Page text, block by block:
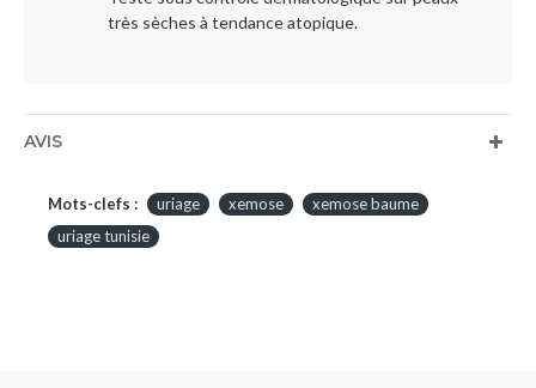
très sèches à tendance atopique.
AVIS
Mots-clefs : uriage xemose
xemose baume
uriage tunisie